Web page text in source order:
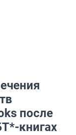
после
книгах